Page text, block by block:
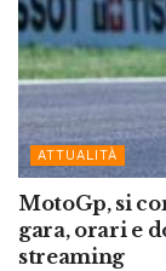
ATTUALITÀ
MotoGp, si
gara, orari e
streaming